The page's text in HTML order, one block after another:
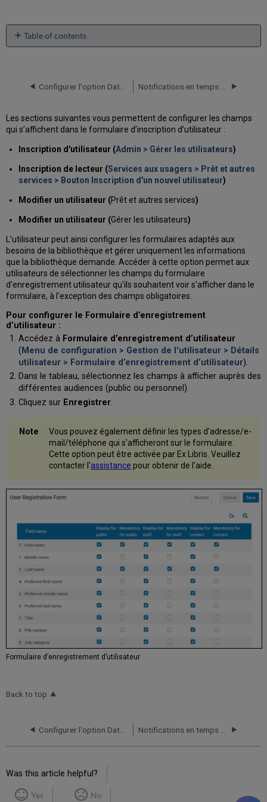
Table of contents
No
Les sections suivantes vous permettent de configurer les champs
qui s’affichent dans le formulaire d’inscription d’utilisateur :
Inscription d'utilisateur (Admin > Gérer les utilisateurs)
Inscription de lecteur (Services aux usagers > Prêt et autres
services > Bouton Inscription d'un nouvel utilisateur)
Modifier un utilisateur (Prêt et autres services)
Modifier un utilisateur (Gérer les utilisateurs)
L’utilisateur peut ainsi configurer les formulaires adaptés aux
besoins de la bibliothèque et gérer uniquement les informations
que la bibliothèque demande. Accéder à cette option permet aux
utilisateurs de sélectionner les champs du formulaire
d'enregistrement utilisateur qu'ils souhaitent voir s'afficher dans le
formulaire, à l'exception des champs obligatoires.
Pour configurer le Formulaire d’enregistrement
d’utilisateur :
Accédez à Formulaire d’enregistrement d’utilisateur
( Menu de configuration > Gestion de l'utilisateur > Détails
utilisateur > Formulaire d’enregistrement d’utilisateur).
Dans le tableau, sélectionnez les champs à afficher auprès des
différentes audiences (public ou personnel).
Cliquez sur Enregistrer.
Vous pouvez également définir les types d'adresse/e-
mail/téléphone qui s'afficheront sur le formulaire.
Cette option peut être activée par Ex Libris. Veuillez
contacter l'assistance pour obtenir de l'aide.
Formulaire d’enregistrement d’utilisateur
Back to top
Was this article helpful?
Yes No